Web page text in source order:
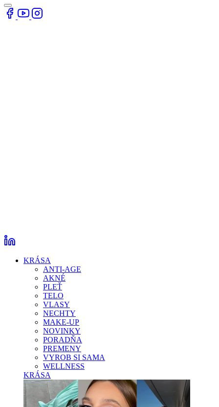
KRÁSA
ANTI-AGE
AKNÉ
PLEŤ
TELO
VLASY
NECHTY
MAKE-UP
NOVINKY
PORADŇA
PREMENY
VYROB SI SAMA
WELLNESS
KRÁSA